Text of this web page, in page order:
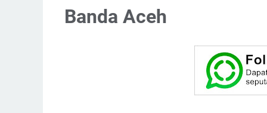
Banda Aceh